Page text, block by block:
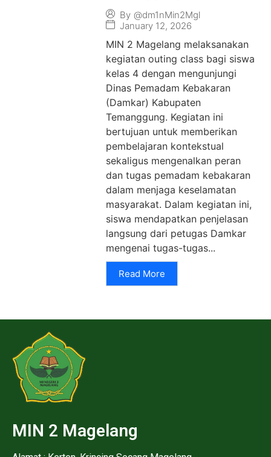
By @dm1nMin2Mgl
January 12, 2026
MIN 2 Magelang melaksanakan
kegiatan outing class bagi siswa
kelas 4 dengan mengunjungi
Dinas Pemadam Kebakaran
(Damkar) Kabupaten
Temanggung. Kegiatan ini
bertujuan untuk memberikan
pembelajaran kontekstual
sekaligus mengenalkan peran
dan tugas pemadam kebakaran
dalam menjaga keselamatan
masyarakat. Dalam kegiatan ini,
siswa mendapatkan penjelasan
langsung dari petugas Damkar
mengenai tugas-tugas...
Read More
MIN 2 Magelang